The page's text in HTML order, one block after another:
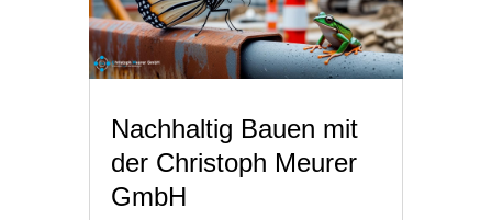
Nachhaltig Bauen mit
der Christoph Meurer
GmbH